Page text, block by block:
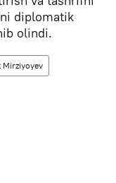
diplomatik
olindi.
Mirziyoyev